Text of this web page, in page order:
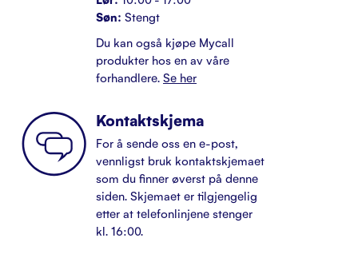
Søn: Stengt
Du kan også kjøpe Mycall
produkter hos en av våre
forhandlere. Se her
Kontaktskjema
For å sende oss en e-post,
vennligst bruk kontaktskjemaet
som du finner øverst på denne
siden. Skjemaet er tilgjengelig
etter at telefonlinjene stenger
kl. 16:00.